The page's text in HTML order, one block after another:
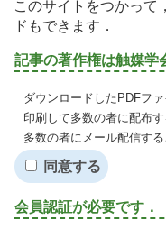
このサイトをつかって
ドもできます．
記事の著作権は触媒学
ダウンロードしたPDFフ
印刷して多数の者に配布
多数の者にメール配信す
同意する
会員認証が必要です．